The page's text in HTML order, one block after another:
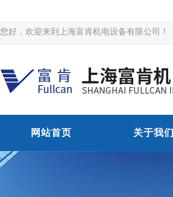
您好，欢迎来到上海富肯机电设备有限公司！
网站首页 关于我们